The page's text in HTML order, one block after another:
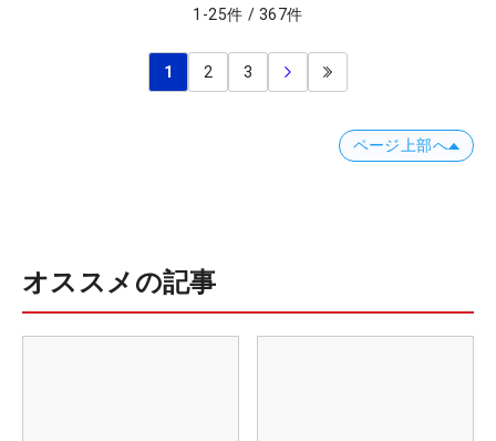
1 -25件 / 367件
1 2 3
ページ上部へ
オススメの記事